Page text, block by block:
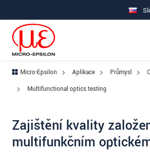
Prejdite priamo na hlavnú navigáciu
Micro-Epsilon Aplikace Průmysl
Multifunctional optics testing
Zajištění kvality
multifunkčním